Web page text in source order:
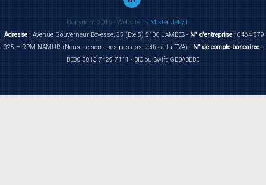
Copyright 2016 - Website byMister Jekyll
Adresse :Avenue Gouverneur Bovesse, 35 (Bte 5) 5100 JAMBES -N° d'entreprise :0464 579
025 – RPM NAMUR (Nous ne sommes pas assujettis à la TVA) -N° de compte bancairee :
BE30 0013 7429 7111 - BIC ou Swift: GEBABEBB